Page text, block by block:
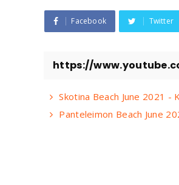
Facebook Twitter
https://
Skotina Beach June 2021 -
Panteleimon Beach June